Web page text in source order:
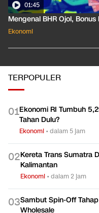
01:35
Pahami Dampak Kenaikan
Ekonomi
TERPOPULER
01Ekonomi RI Tumbuh
Tahan Dulu?
Ekonomi •dalam 5 jam
02Kereta Trans Sumatra
Kalimantan
Ekonomi •dalam 2 jam
03Sambut Spin-Off
Wholesale